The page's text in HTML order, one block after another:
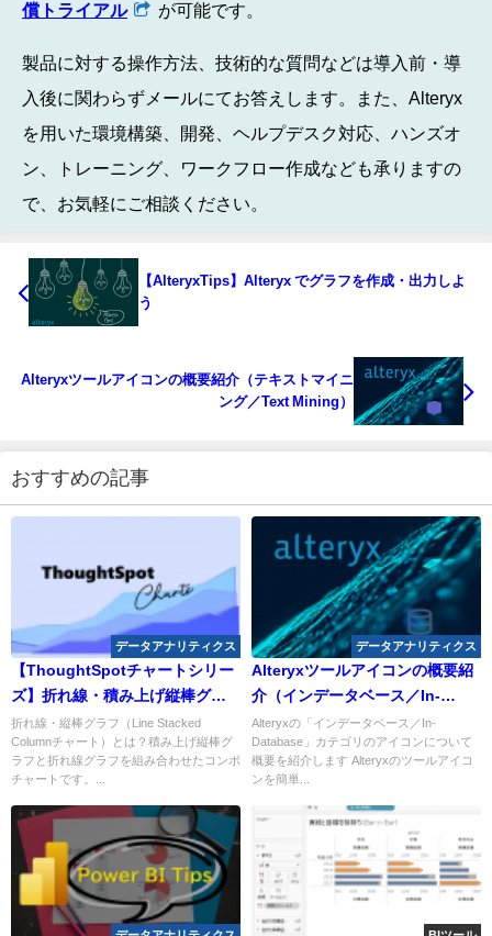
償トライアル
が可能です。
製品に対する操作方法、技術的な質問などは導入前・導
入後に関わらずメールにてお答えします。また、Alteryx
を用いた環境構築、開発、ヘルプデスク対応、ハンズオ
ン、トレーニング、ワークフロー作成なども承りますの
で、お気軽にご相談ください。
【AlteryxTips】Alteryx でグラフを作成・出力しよ
う
Alteryxツールアイコンの概要紹介（テキストマイニ
ング／Text Mining）
おすすめの記事
データアナリティクス
【ThoughtSpotチャートシリー
ズ】折れ線・積み上げ縦棒グラ
フ（Line stacked column）に
ついて
折れ線・縦棒グラフ（Line Stacked
Columnチャート）とは？積み上げ縦棒グ
ラフと折れ線グラフを組み合わせたコンボ
チャートです。...
データアナリティクス
Alteryxツールアイコンの概要紹
介（インデータベース／In-
Database）
Alteryxの「インデータベース／In-
Database」カテゴリのアイコンについて
概要を紹介します Alteryxのツールアイコ
ンを簡単...